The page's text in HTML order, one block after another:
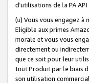
d’utilisations de la PA
(u) Vous vous engagez à
Eligible aux primes
morale et vous vous
directement ou
que ce soit pour leur
tout Produit par le biais
son utilisation